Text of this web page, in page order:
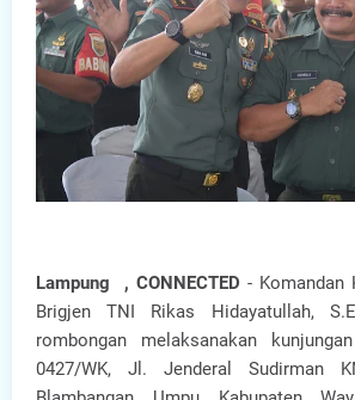
Lampung , CONNECTED - Komandan
Brigjen TNI Rikas Hidayatullah,
rombongan melaksanakan
0427/WK, Jl. Jenderal Sudirman